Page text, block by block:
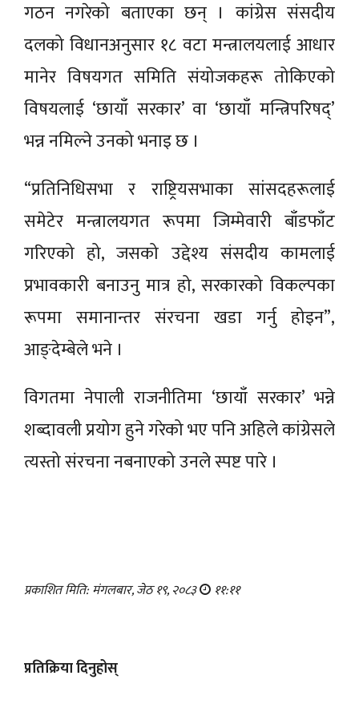
गठन नगरेको बताएका छन् । कांग्रेस संसदीय
दलको विधानअनुसार १८ वटा मन्त्रालयलाई आधार
मानेर विषयगत समिति संयोजकहरू तोकिएको
विषयलाई ‘छायाँ सरकार’ वा ‘छायाँ मन्त्रिपरिषद्’
भन्न नमिल्ने उनको भनाइ छ ।
“प्रतिनिधिसभा र राष्ट्रियसभाका सांसदहरूलाई
समेटेर मन्त्रालयगत रूपमा जिम्मेवारी बाँडफाँट
गरिएको हो, जसको उद्देश्य संसदीय कामलाई
प्रभावकारी बनाउनु मात्र हो, सरकारको विकल्पका
रूपमा समानान्तर संरचना खडा गर्नु होइन”,
आङ्देम्बेले भने ।
विगतमा नेपाली राजनीतिमा ‘छायाँ सरकार’ भन्ने
शब्दावली प्रयोग हुने गरेको भए पनि अहिले कांग्रेसले
त्यस्तो संरचना नबनाएको उनले स्पष्ट पारे ।
प्रकाशित मिति: मंगलबार, जेठ १९, २०८३ ११:११
प्रतिक्रिया दिनुहोस्